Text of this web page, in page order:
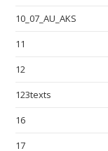
10_07_AU_AKS
11
12
123texts
16
17